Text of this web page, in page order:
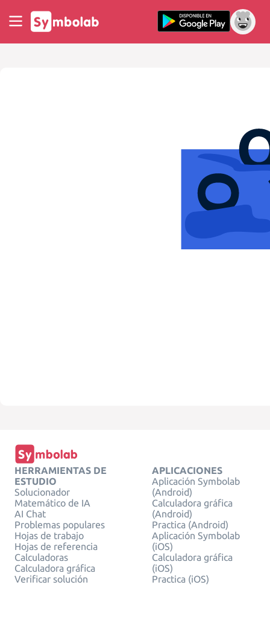
HERRAMIENTAS DE
ESTUDIO
Solucionador
Matemático de IA
AI Chat
Problemas populares
Hojas de trabajo
Hojas de referencia
Calculadoras
Calculadora gráfica
Verificar solución
APLICACIONES
Aplicación Symbolab
(Android)
Calculadora gráfica
(Android)
Practica (Android)
Aplicación Symbolab
(iOS)
Calculadora gráfica
(iOS)
Practica (iOS)